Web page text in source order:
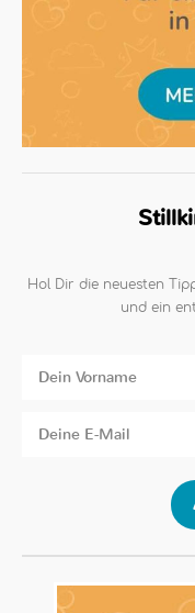
Hol Dir die neuesten
und ein